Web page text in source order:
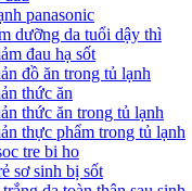
panasonic
dưỡng da tuổi dậy thì
đau hạ sốt
đồ ăn trong tủ lạnh
thức ăn
thức ăn trong tủ lạnh
thực phẩm trong tủ lạnh
tre bi ho
sơ sinh bị sốt